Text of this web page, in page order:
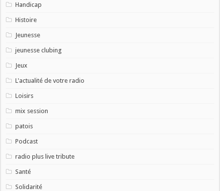
Handicap
Histoire
Jeunesse
jeunesse clubing
Jeux
L'actualité de votre radio
Loisirs
mix session
patois
Podcast
radio plus live tribute
Santé
Solidarité